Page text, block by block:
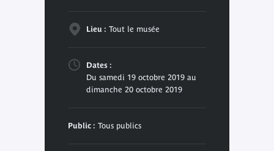
Lieu : Tout le musée
Dates :
Du samedi 19 octobre 2019 au
dimanche 20 octobre 2019
Public : Tous publics